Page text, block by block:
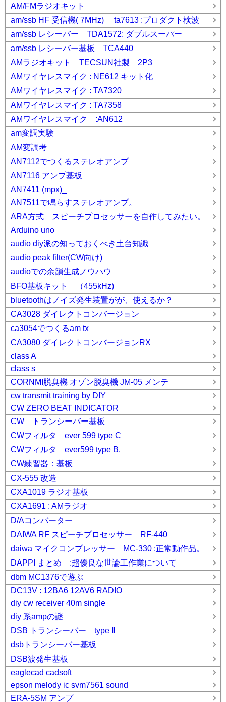
AM/FMラジオキット
am/ssb HF 受信機( 7MHz) ta7613 :プロダクト検波
am/ssb レシーバー TDA1572: ダブルスーパー
am/ssb レシーバー基板 TCA440
AMラジオキット TECSUN社製 2P3
AMワイヤレスマイク : NE612 キット化
AMワイヤレスマイク : TA7320
AMワイヤレスマイク : TA7358
AMワイヤレスマイク :AN612
am変調実験
AM変調考
AN7112でつくるステレオアンプ
AN7116 アンプ基板
AN7411 (mpx)_
AN7511で鳴らすステレオアンプ。
ARA方式 スピーチプロセッサーを自作してみたい。
Arduino uno
audio diy派の知っておくべき土台知識
audio peak filter(CW向け)
audioでの余韻生成ノウハウ
BFO基板キット （455kHz)
bluetoothはノイズ発生装置がが、使えるか？
CA3028 ダイレクトコンバージョン
ca3054でつくるam tx
CA3080 ダイレクトコンバージョンRX
class A
class s
CORNMI脱臭機 オゾン脱臭機 JM-05 メンテ
cw transmit training by DIY
CW ZERO BEAT INDICATOR
CW トランシーバー基板
CWフィルタ ever 599 type C
CWフィルタ ever599 type B.
CW練習器：基板
CX-555 改造
CXA1019 ラジオ基板
CXA1691 : AMラジオ
D/Aコンバーター
DAIWA RF スピーチプロセッサー RF-440
daiwa マイクコンプレッサー MC-330 :正常動作品。
DAPPI まとめ :超優良な世論工作業について
dbm MC1376で遊ぶ_
DC13V : 12BA6 12AV6 RADIO
diy cw receiver 40m single
diy 系ampの謎
DSB トランシーバー type Ⅱ
dsbトランシーバー基板
DSB波発生基板
eaglecad cadsoft
epson melody ic svm7561 sound
ERA-5SM アンプ